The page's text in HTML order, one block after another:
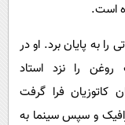
به پایان برد. او در
را نزد استاد
فرا گرفت
و سپس سینما به